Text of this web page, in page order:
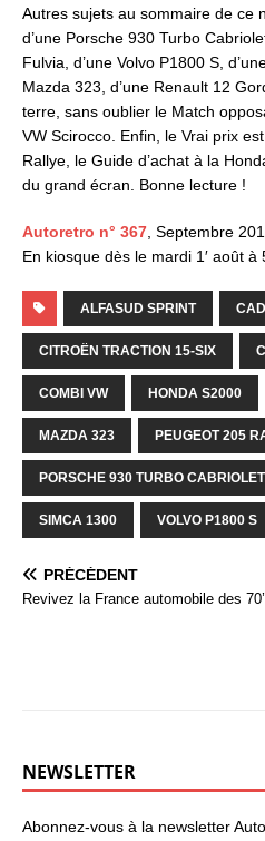
Autres sujets au sommaire de ce
d’une Porsche 930 Turbo
Fulvia, d’une Volvo P1800 S,
Mazda 323, d’une Renault 12
terre, sans oublier le Match
VW Scirocco. Enfin, le Vrai prix
Rallye, le Guide d’achat à la
du grand écran. Bonne lecture !
Autoretro n° 367 , Septembre
En kiosque dès le mardi 1′ août à
ALFASUD SPRINT
CITROËN TRACTION 15-SIX
COMBI VW HONDA S2000
MAZDA 323 PEUGEOT 205
PORSCHE 930 TURBO CABRIOLET
SIMCA 1300 VOLVO P1800 S
PRÉCÉDENT
Revivez la France automobile des
NEWSLETTER
Abonnez-vous à la newsletter